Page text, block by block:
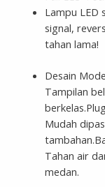
Lampu LED
signal,
tahan lama!
Desain
Tampilan
Mudah
Tahan air
medan.